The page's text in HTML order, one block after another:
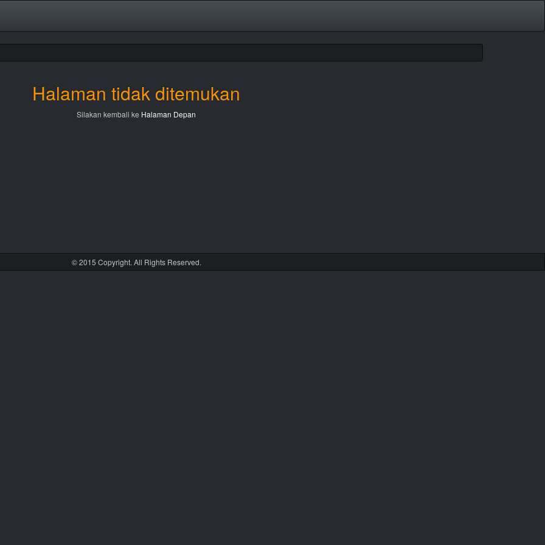
Halaman tidak ditemukan
Silakan kembali ke Halaman Depan
© 2015 Copyright. All Rights Reserved.